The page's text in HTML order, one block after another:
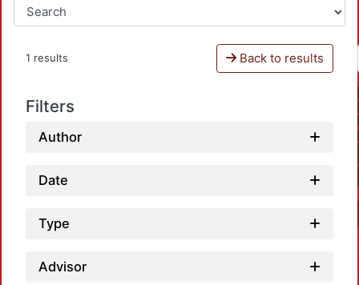
1 results Back to results
Filters
Author
Date
Type
Advisor